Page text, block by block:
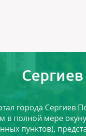
города Сергиев
в полной мере
пунктов),